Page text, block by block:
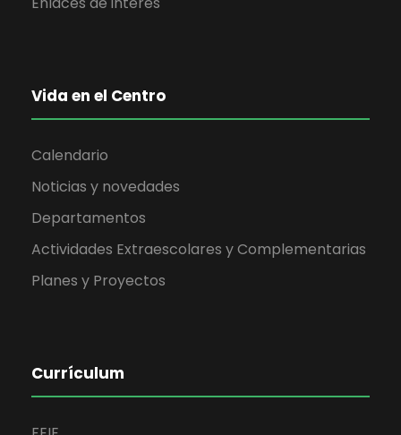
Vida en el Centro
Calendario
Noticias y novedades
Departamentos
Actividades Extraescolares y Complementarias
Planes y Proyectos
Currículum